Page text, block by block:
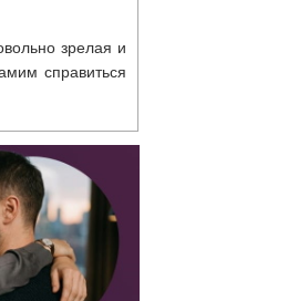
зрелая и
справиться